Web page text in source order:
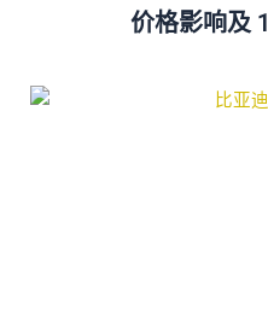
价格影响及